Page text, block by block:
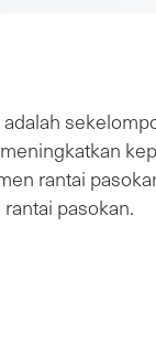
rantai
pasokan.